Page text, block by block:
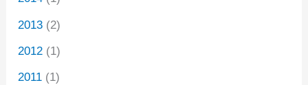
2013 (2)
2012 (1)
2011 (1)